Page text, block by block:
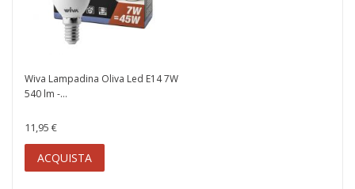
Wiva Lampadina Oliva Led E14 7W
540 lm -...
11,95 €
ACQUISTA